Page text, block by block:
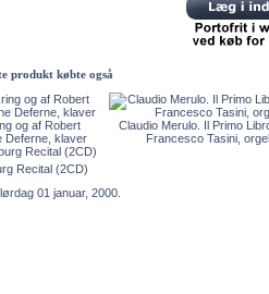
produkt købte også
og af Robert
Deferne, klaver
Claudio Merulo. Il Primo
Francesco Tasini,
Recital (2CD)
01 januar, 2000.